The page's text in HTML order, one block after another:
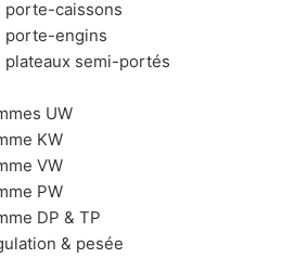
porte-caissons
porte-engins
plateaux semi-portés
UW
KW
VW
PW
DP & TP
& pesée